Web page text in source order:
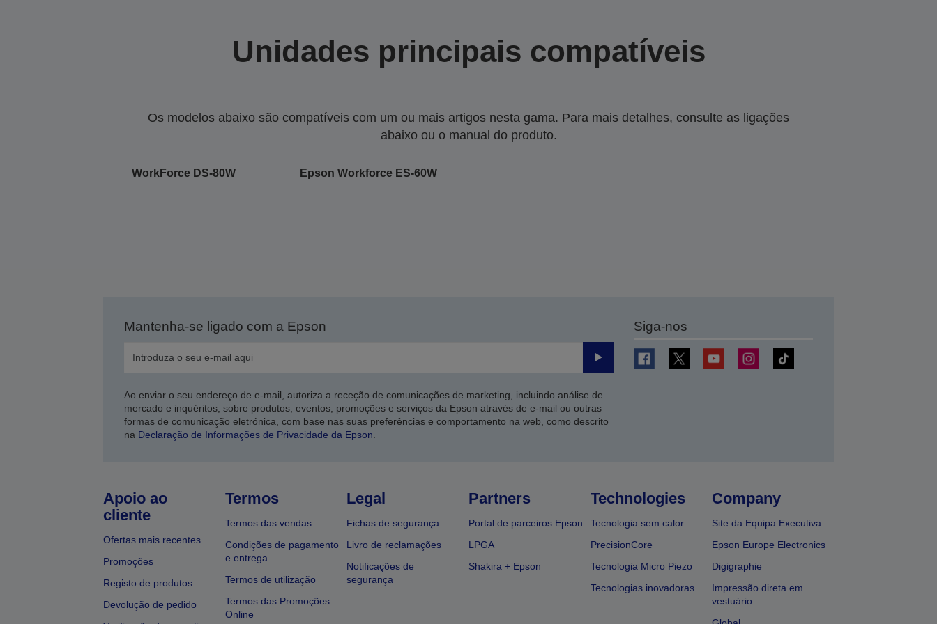
Unidades principais compatíveis
Os modelos abaixo são compatíveis com um ou mais artigos nesta gama. Para mais detalhes, consulte as ligações
abaixo ou o manual do produto.
WorkForce DS-80W Epson Workforce ES-60W
Mantenha-se ligado com a Epson
Enviar
Ao enviar o seu endereço de e-mail, autoriza a receção de comunicações de marketing, incluindo análise de
mercado e inquéritos, sobre produtos, eventos, promoções e serviços da Epson através de e-mail ou outras
formas de comunicação eletrónica, com base nas suas preferências e comportamento na web, como descrito
na Declaração de Informações de Privacidade da Epson
Siga-nos
Apoio ao
cliente
Ofertas mais recentes
Promoções
Registo de produtos
Devolução de pedido
Termos
Termos das vendas
Condições de pagamento
e entrega
Termos de utilização
Termos das Promoções
Online
Legal
Fichas de segurança
Livro de reclamações
Notificações de
segurança
Partners
Portal de parceiros Epson
LPGA
Shakira + Epson
Technologies
Tecnologia sem calor
PrecisionCore
Tecnologia Micro Piezo
Tecnologias inovadoras
Company
Site da Equipa Executiva
Epson Europe Electronics
Digigraphie
Impressão direta em
vestuário